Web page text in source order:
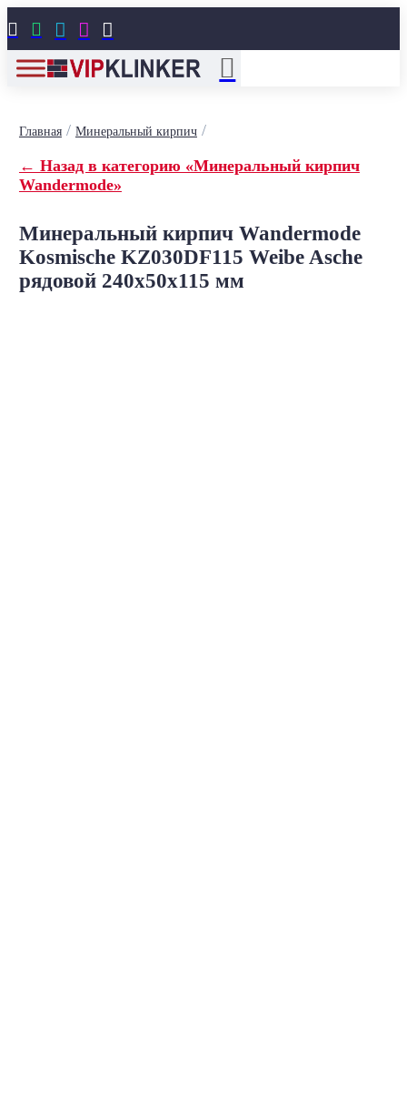
    
Главная/ Минеральный кирпич/
← Назад в категорию «Минеральный кирпич
Wandermode»
Минеральный кирпич Wandermode
Kosmische KZ030DF115 Weibe Asche
рядовой 240x50x115 мм